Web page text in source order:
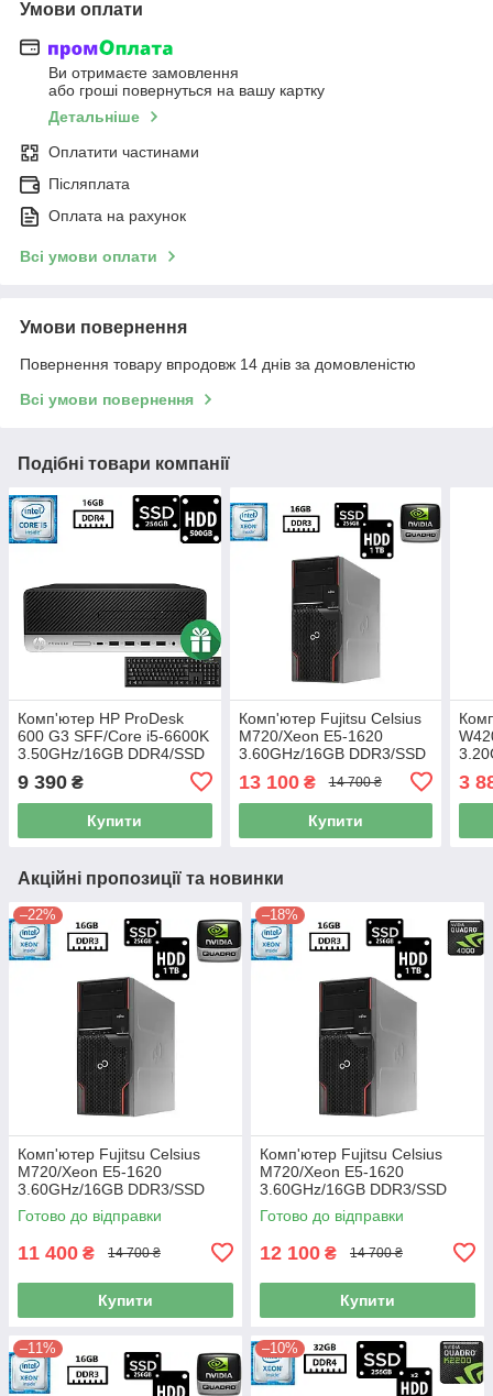
Умови оплати
Ви отримаєте замовлення
або гроші повернуться на вашу картку
Детальніше
Оплатити частинами
Післяплата
Оплата на рахунок
Всі умови оплати
Умови повернення
Повернення товару впродовж 14 днів за домовленістю
Всі умови повернення
Подібні товари компанії
Комп'ютер HP ProDesk
600 G3 SFF/Core i5-6600K
3.50GHz/16GB DDR4/SSD
256GB+HDD 500GB/UHD
Graphics 530 Б/В +
Подарунок
9 390 ₴
Купити
Комп'ютер Fujitsu Celsius
M720/Xeon E5-1620
3.60GHz/16GB DDR3/SSD
256GB+HDD 1TB/NVIDIA
Quadro K2000 2GB/500W
Б/В
13 100₴ 14 700 ₴
Купити
3
Акційні пропозиції та новинки
–22%
Комп'ютер Fujitsu Celsius
M720/Xeon E5-1620
3.60GHz/16GB DDR3/SSD
256GB+HDD 1TB/NVIDIA
Quadro 600 1GB/500W Б/В
Готово до відправки
11 400 ₴ 14 700 ₴
Купити
–18%
Комп'ютер Fujitsu Celsius
M720/Xeon E5-1620
3.60GHz/16GB DDR3/SSD
256GB+HDD 1TB/NVIDIA
Quadro 4000 2GB/500W Б/В
Готово до відправки
12 100 ₴ 14 700 ₴
Купити
–11% –10%